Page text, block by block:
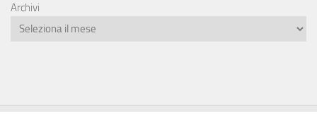
Archivi